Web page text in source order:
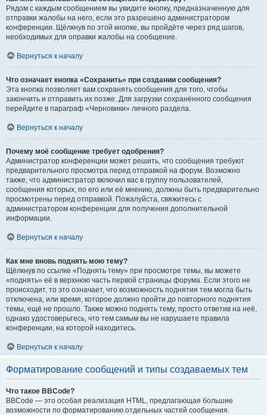
Рядом с каждым сообщением вы увидите кнопку, предназначенную для
отправки жалобы на него, если это разрешено администратором
конференции. Щёлкнув по этой кнопке, вы пройдёте через ряд шагов,
необходимых для оправки жалобы на сообщение.
Вернуться к началу
Что означает кнопка «Сохранить» при создании сообщения?
Эта кнопка позволяет вам сохранять сообщения для того, чтобы
закончить и отправить их позже. Для загрузки сохранённого сообщения
перейдите в параграф «Черновики» личного раздела.
Вернуться к началу
Почему моё сообщение требует одобрения?
Администратор конференции может решить, что сообщения требуют
предварительного просмотра перед отправкой на форум. Возможно
также, что администратор включил вас в группу пользователей,
сообщения которых, по его или её мнению, должны быть предварительно
просмотрены перед отправкой. Пожалуйста, свяжитесь с
администратором конференции для получения дополнительной
информации.
Вернуться к началу
Как мне вновь поднять мою тему?
Щёлкнув по ссылке «Поднять тему» при просмотре темы, вы можете
«поднять» её в верхнюю часть первой страницы форума. Если этого не
происходит, то это означает, что возможность поднятия тем могла быть
отключена, или время, которое должно пройти до повторного поднятия
темы, ещё не прошло. Также можно поднять тему, просто ответив на неё,
однако удостоверьтесь, что тем самым вы не нарушаете правила
конференции, на которой находитесь.
Вернуться к началу
Форматирование сообщений и типы создаваемых тем
Что такое BBCode?
BBCode — это особая реализация HTML, предлагающая большие
возможности по форматированию отдельных частей сообщения.